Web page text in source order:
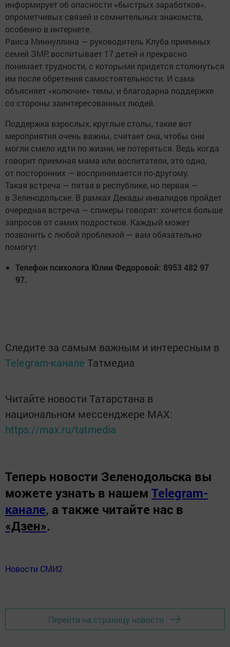
информирует об опасности «быстрых заработков»,
опрометчивых связей и сомнительных знакомств,
особенно в интернете.
Раиса Миннуллина — руководитель Клуба приемных
семей ЗМР, воспитывает 17 детей и прекрасно
понимает трудности, с которыми придется столкнуться
им после обретения самостоятельности. И сама
объясняет «колючие» темы, и благодарна поддержке
со стороны заинтересованных людей.
Поддержка взрослых, круглые столы, такие вот
мероприятия очень важны, считает она, чтобы они
могли смело идти по жизни, не потеряться. Ведь когда
говорит приемная мама или воспитатели, это одно,
от посторонних — воспринимается по-другому.
Такая встреча — пятая в республике, но первая —
в Зеленодольске. В рамках Декады инвалидов пройдет
очередная встреча — спикеры говорят: хочется больше
запросов от самих подростков. Каждый может
позвонить с любой проблемой — вам обязательно
помогут.
Телефон психолога Юлии Федоровой: 8953 482 97
97.
Следите за самым важным и интересным в
Telegram-канале Татмедиа
Читайте новости Татарстана в
национальном мессенджере MАХ:
https://max.ru/tatmedia
Теперь новости Зеленодольска вы
можете узнать в нашем Telegram-
канале, а также читайте нас в
«Дзен».
Новости СМИ2
Перейти на страницу новости